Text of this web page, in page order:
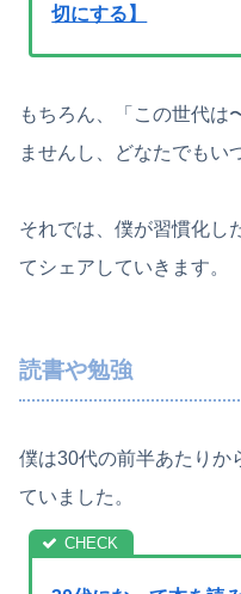
切にする】
もちろん、「この世代は
ませんし、どなたでもい
それでは、僕が習慣化し
てシェアしていきます。
読書や勉強
僕は30代の前半あたりか
ていました。